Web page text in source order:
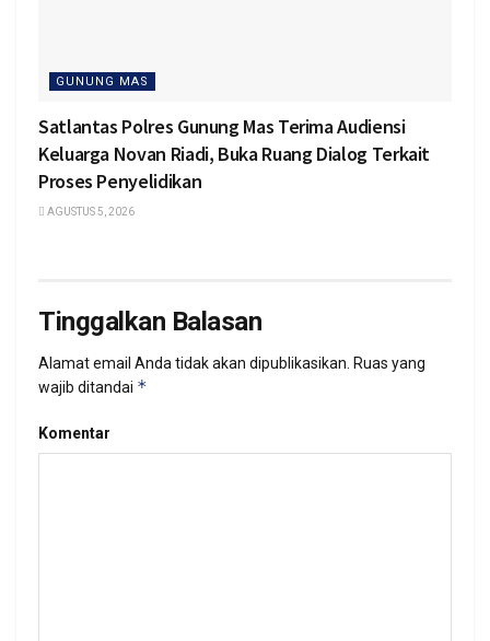
GUNUNG MAS
Satlantas Polres Gunung Mas Terima Audiensi
Keluarga Novan Riadi, Buka Ruang Dialog Terkait
Proses Penyelidikan
AGUSTUS 5, 2026
Tinggalkan Balasan
Alamat email Anda tidak akan dipublikasikan. Ruas yang
wajib ditandai *
Komentar